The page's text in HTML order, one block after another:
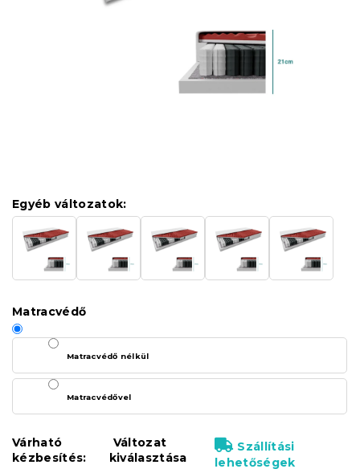
Egyéb változatok:
Matracvédő
Matracvédő nélkül
Matracvédővel
Várható
kézbesítés:
Változat
kiválasztása
Szállítási
lehetőségek